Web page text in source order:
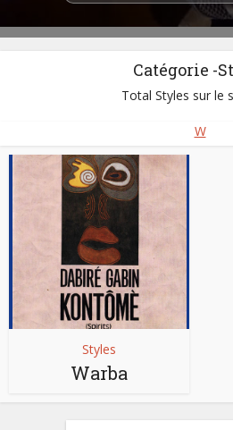
Catégorie -
Total Styles sur le
W
Styles
Warba